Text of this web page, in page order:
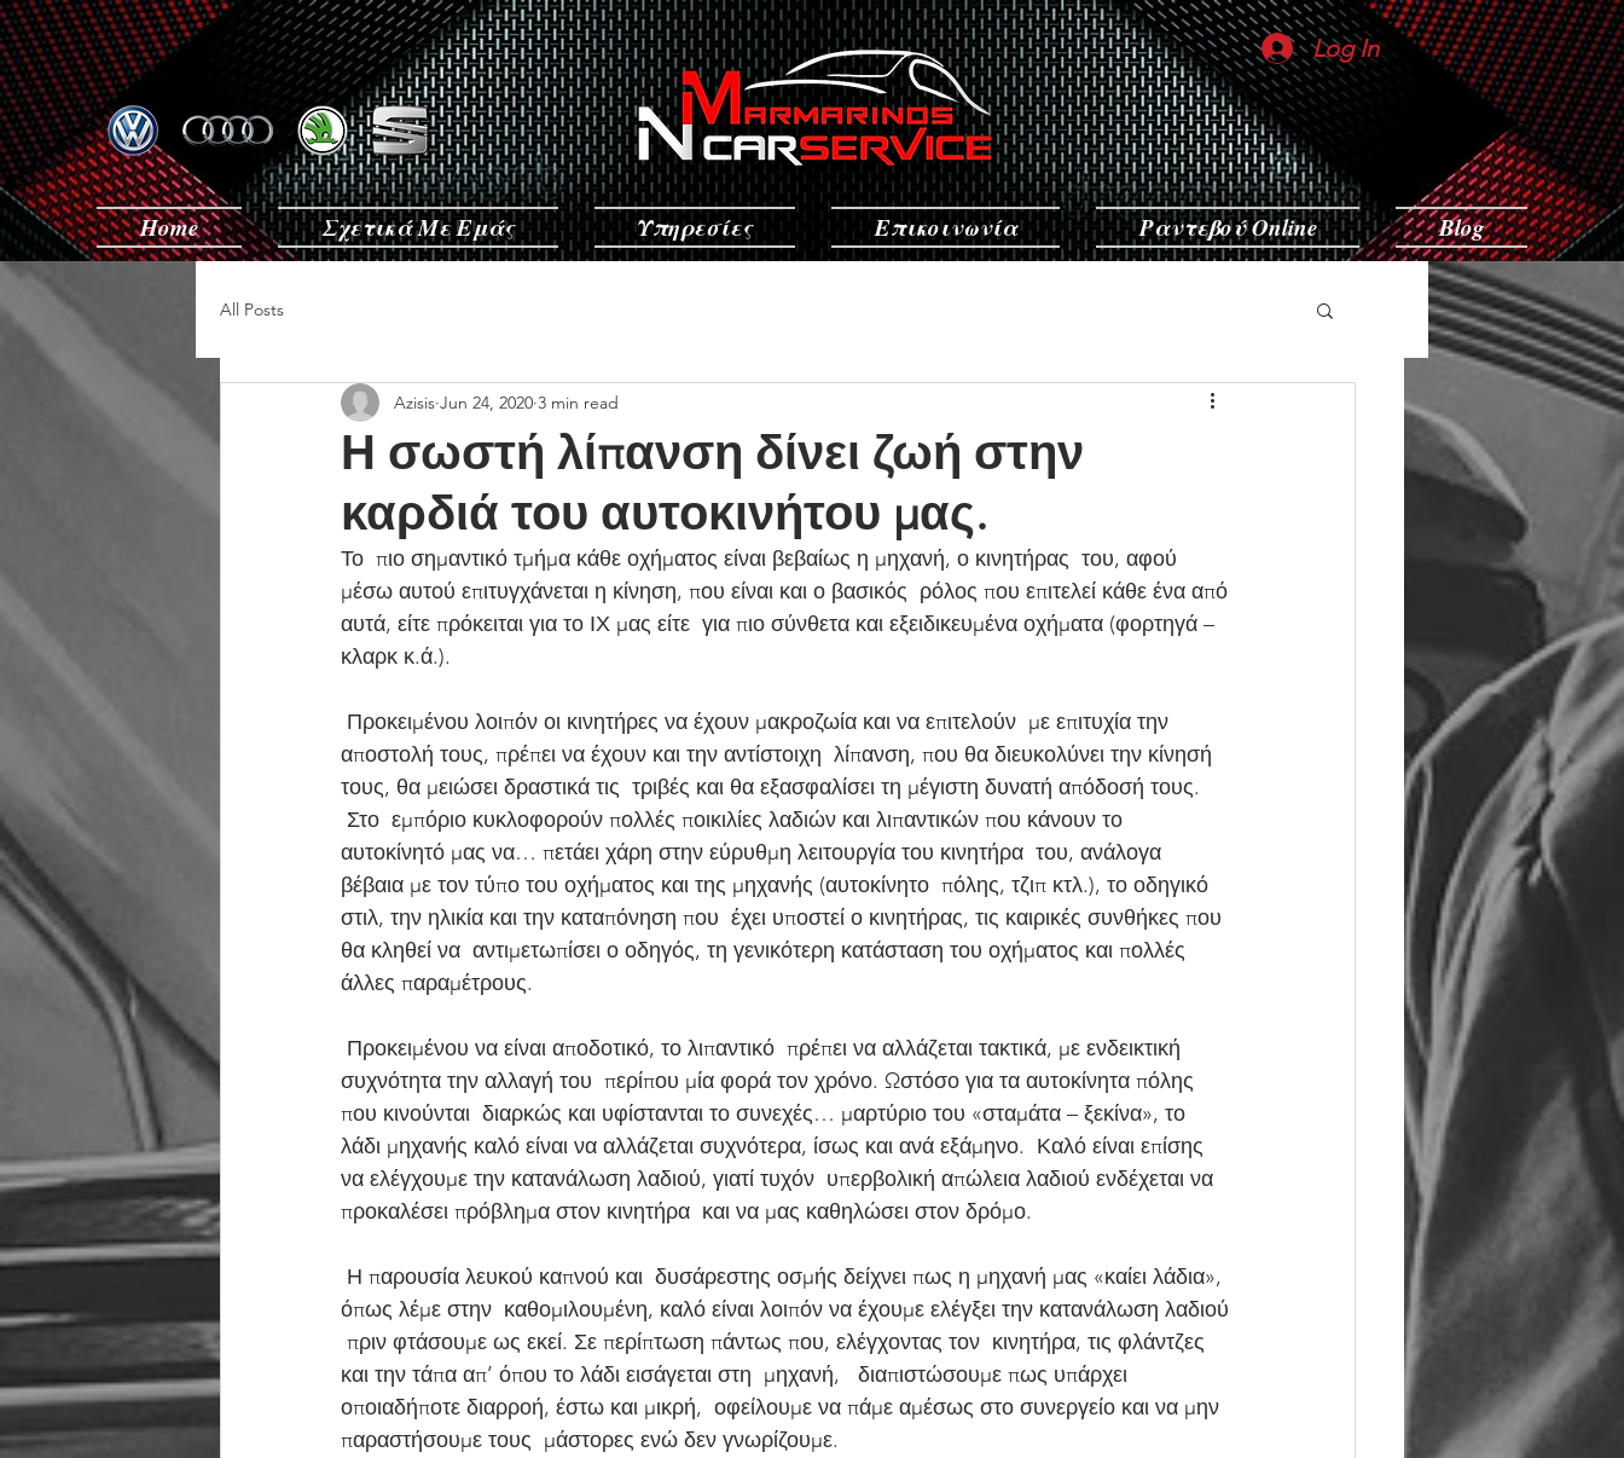
Home Σχετικά Με Εμάς Υπηρεσίες Επικοινωνία Ραντεβού Online Blog
Log In
All Posts
Η σωστή λίπανση δίνει ζωή στην
καρδιά του αυτοκινήτου μας.
Azisis Jun 24, 2020 3 min read
Το  πιο σημαντικό τμήμα κάθε οχήματος είναι βεβαίως η μηχανή, ο κινητήρας  του, αφού
μέσω αυτού επιτυγχάνεται η κίνηση, που είναι και ο βασικός  ρόλος που επιτελεί κάθε ένα από
αυτά, είτε πρόκειται για το ΙΧ μας είτε  για πιο σύνθετα και εξειδικευμένα οχήματα (φορτηγά –
κλαρκ κ.ά.).
αποστολή τους, πρέπει να έχουν και την αντίστοιχη  λίπανση, που θα διευκολύνει την κίνησή
τους, θα μειώσει δραστικά τις  τριβές και θα εξασφαλίσει τη μέγιστη δυνατή απόδοσή τους.
αυτοκίνητό μας να… πετάει χάρη στην εύρυθμη λειτουργία του κινητήρα  του, ανάλογα
βέβαια με τον τύπο του οχήματος και της μηχανής (αυτοκίνητο  πόλης, τζιπ κτλ.), το οδηγικό
στιλ, την ηλικία και την καταπόνηση που  έχει υποστεί ο κινητήρας, τις καιρικές συνθήκες που
θα κληθεί να  αντιμετωπίσει ο οδηγός, τη γενικότερη κατάσταση του οχήματος και πολλές
άλλες παραμέτρους.
συχνότητα την αλλαγή του  περίπου μία φορά τον χρόνο. Ωστόσο για τα αυτοκίνητα πόλης
που κινούνται  διαρκώς και υφίστανται το συνεχές… μαρτύριο του «σταμάτα – ξεκίνα», το
λάδι μηχανής καλό είναι να αλλάζεται συχνότερα, ίσως και ανά εξάμηνο.  Καλό είναι επίσης
να ελέγχουμε την κατανάλωση λαδιού, γιατί τυχόν  υπερβολική απώλεια λαδιού ενδέχεται να
προκαλέσει πρόβλημα στον κινητήρα  και να μας καθηλώσει στον δρόμο.
όπως λέμε στην  καθομιλουμένη, καλό είναι λοιπόν να έχουμε ελέγξει την κατανάλωση λαδιού
πριν φτάσουμε ως εκεί. Σε περίπτωση πάντως που, ελέγχοντας τον  κινητήρα, τις φλάντζες
και την τάπα απ’ όπου το λάδι εισάγεται στη  μηχανή,   διαπιστώσουμε πως υπάρχει
οποιαδήποτε διαρροή, έστω και μικρή,  οφείλουμε να πάμε αμέσως στο συνεργείο και να μην
παραστήσουμε τους  μάστορες ενώ δεν γνωρίζουμε.